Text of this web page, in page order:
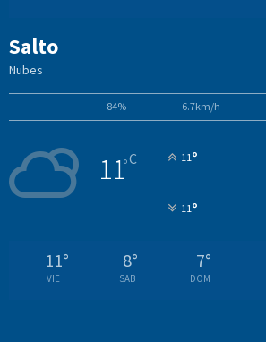
Salto
Nubes
84% 6.7km/h
11°C 11 °
11 °
11°
VIE
8°
SAB
7°
DOM